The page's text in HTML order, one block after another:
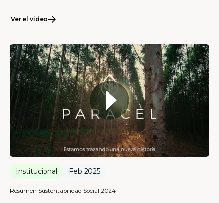
Ver el video
Institucional Feb 2025
Resumen Sustentabilidad Social 2024